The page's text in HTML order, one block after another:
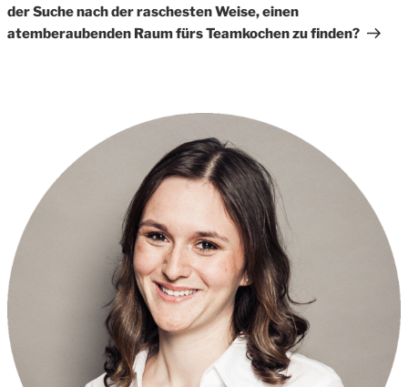
der Suche nach der raschesten Weise, einen
atemberaubenden Raum fürs Teamkochen zu finden?